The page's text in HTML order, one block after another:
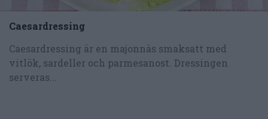
Caesardressing
Caesardressing är en majonnäs smaksatt med
vitlök, sardeller och parmesanost. Dressingen
serveras...